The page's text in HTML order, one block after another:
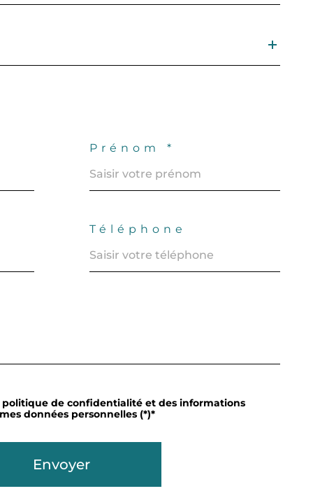
Prénom *
Téléphone
politique de confidentialité et des informations
données personnelles (*)*
Envoyer